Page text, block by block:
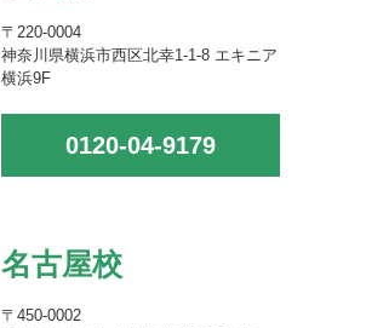
〒220-0004
神奈川県横浜市西区北幸1-1-8 エキニア
横浜9F
0120-04-9179
名古屋校
〒450-0002